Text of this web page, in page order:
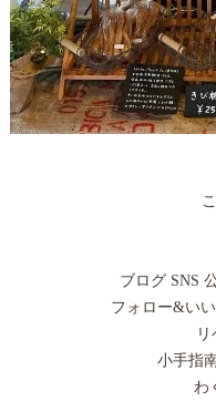
ブログ SNS
フォロー&い
小手指
わ